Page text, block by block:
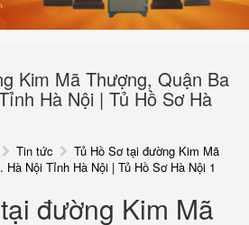
Kim Mã Thượng, Quận Ba
Hà Nội | Tủ Hồ Sơ Hà
Tin tức
Tủ Hồ Sơ tại đường Kim Mã
Nội Tỉnh Hà Nội | Tủ Hồ Sơ Hà Nội 1
đường Kim Mã